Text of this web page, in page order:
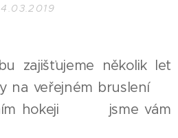
zajišťujeme několik let
na veřejném bruslení ⛸️
hokeji 🥅🏒 jsme vám